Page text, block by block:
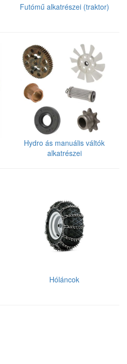
Futómű alkatrészei (traktor)
Hydro ás manuális váltók
alkatrészei
Hóláncok